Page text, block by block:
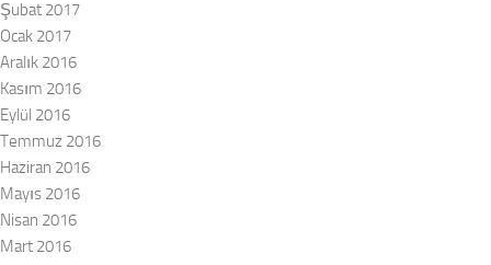
Şubat 2017
Ocak 2017
Aralık 2016
Kasım 2016
Eylül 2016
Temmuz 2016
Haziran 2016
Mayıs 2016
Nisan 2016
Mart 2016